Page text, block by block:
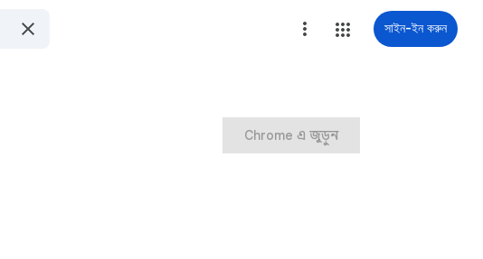
সাইন-ইন করুন
Chrome এ জুড়ুন